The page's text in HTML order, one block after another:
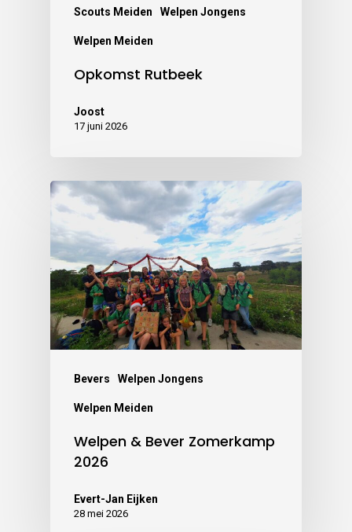
Scouts Meiden Welpen Jongens
Welpen Meiden
Opkomst Rutbeek
Joost
17 juni 2026
Bevers Welpen Jongens
Welpen Meiden
Welpen & Bever Zomerkamp
2026
Evert-Jan Eijken
28 mei 2026